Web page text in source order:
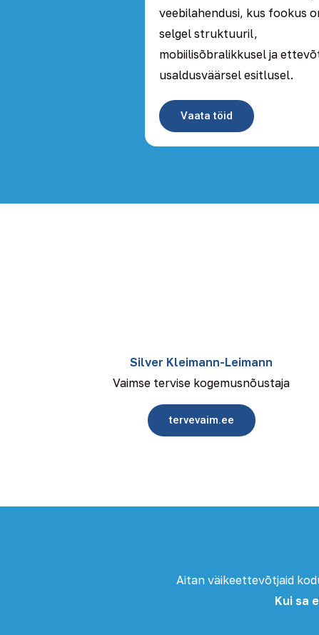
veebilahendusi, kus fookus
selgel struktuuril,
mobiilisõbralikkusel ja
usaldusväärsel esitlusel.
Vaata töid
Silver Kleimann-Leimann
Vaimse tervise kogemusnõustaja
tervevaim.ee
Aitan väikeettevõtjaid
Kui sa